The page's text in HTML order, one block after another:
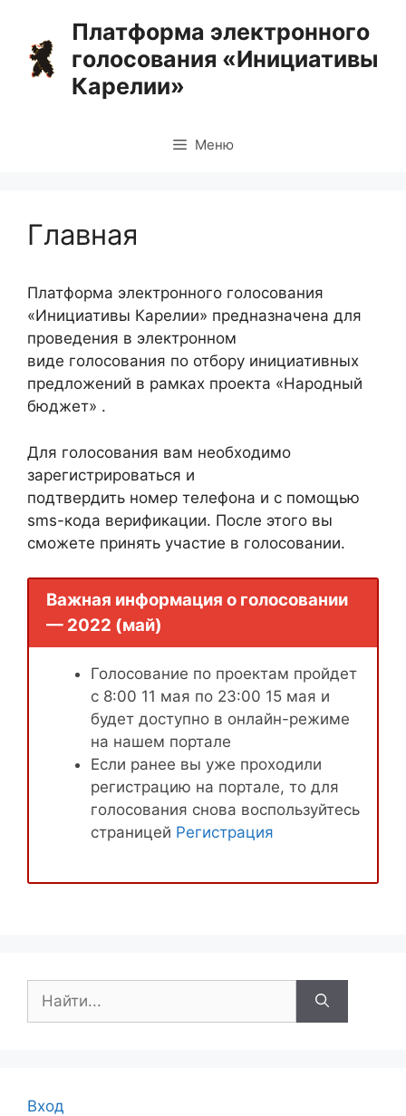
содержимому
Платформа электронного
голосования «Инициативы
Карелии»
Меню
Главная
Платформа электронного голосования
«Инициативы Карелии» предназначена для
проведения в электронном
виде голосования по отбору инициативных
предложений в рамках проекта «Народный
бюджет» .
Для голосования вам необходимо
зарегистрироваться и
подтвердить номер телефона и с помощью
sms-кода верификации. После этого вы
сможете принять участие в голосовании.
Важная информация о голосовании
— 2022 (май)
Голосование по проектам пройдет
с 8:00 11 мая по 23:00 15 мая и
будет доступно в онлайн-режиме
на нашем портале
Если ранее вы уже проходили
регистрацию на портале, то для
голосования снова воспользуйтесь
страницей Регистрация
Вход